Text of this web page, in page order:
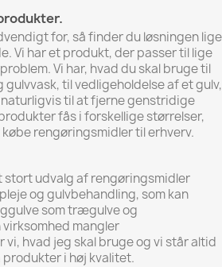
for, så finder du løsningen lige
Vi har et produkt, der passer til lige
Vi har, hvad du skal bruge til
til vedligeholdelse af et gulv,
til at fjerne genstridige
fås i forskellige størrelser,
rengøringsmidler til erhverv.
stort udvalg af rengøringsmidler
og gulvbehandling, som kan
som trægulve og
virksomhed mangler
vi, hvad jeg skal bruge og vi står altid
i høj kvalitet.